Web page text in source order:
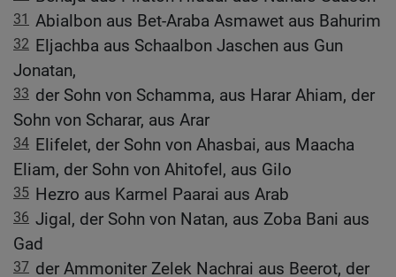
31 Abialbon aus Bet-Araba Asmawet aus Bahurim
32 Eljachba aus Schaalbon Jaschen aus Gun
Jonatan,
33 der Sohn von Schamma, aus Harar Ahiam, der
Sohn von Scharar, aus Arar
34 Elifelet, der Sohn von Ahasbai, aus Maacha
Eliam, der Sohn von Ahitofel, aus Gilo
35 Hezro aus Karmel Paarai aus Arab
36 Jigal, der Sohn von Natan, aus Zoba Bani aus
Gad
37 der Ammoniter Zelek Nachrai aus Beerot, der